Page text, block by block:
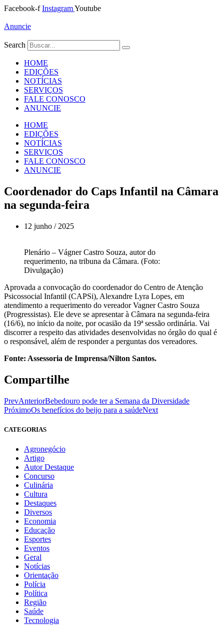
Ir
o
Facebook-f InstagramYoutube
Anuncie
Search
HOME
EDIÇÕES
NOTÍCIAS
SERVIÇOS
FALE CONOSCO
ANUNCIE
HOME
EDIÇÕES
NOTÍCIAS
SERVIÇOS
FALE CONOSCO
ANUNCIE
Coordenador do Caps Infantil na Câmara
na segunda-feira
12 junho / 2025
Plenário – Vágner Castro Souza, autor do
requerimento, na tribuna da Câmara. (Foto:
Divulgação)
Aprovada a convocação do coordenador do Centro de Atenção
Psicossocial Infantil (CAPSi), Alexandre Lyra Lopes, em
atendimento a requerimento do vereador Vagner Castro Souza
(Progressistas). Ele deve se apresentar à Câmara na segunda-feira
(16/6), no início da noite, por ocasião da 19ª sessão ordinária. Vai
discorrer a respeito das atividades desenvolvidas no órgão do qual é
o responsável, além de responder a perguntas dos vereadores.
Fonte: Assessoria de Imprensa/Nilton Santos.
Compartilhe
PrevAnteriorBebedouro pode ter a Semana da Diversidade
PróximoOs benefícios do beijo para a saúdeNext
CATEGORIAS
Agronegócio
Artigo
Autor Destaque
Concurso
Culinária
Cultura
Destaques
Diversos
Economia
Educação
Esportes
Eventos
Geral
Notícias
Orientação
Polícia
Política
Região
Saúde
Tecnologia